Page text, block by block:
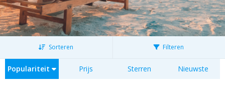
Sorteren Filteren
Populariteit Prijs Sterren Nieuwste